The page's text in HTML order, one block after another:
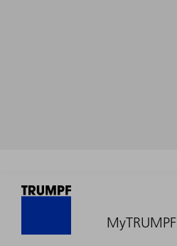
MyTRUMPF